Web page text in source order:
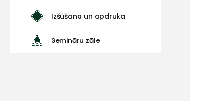
Izšūšana un apdruka
Semināru zāle